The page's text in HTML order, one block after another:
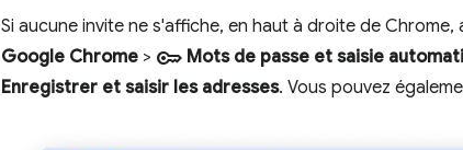
Si aucune invite ne s'affiche, en haut à droite de Chrome,
Google Chrome > key Mots de passe et saisie
Enregistrer et saisir les adresses. Vous pouvez